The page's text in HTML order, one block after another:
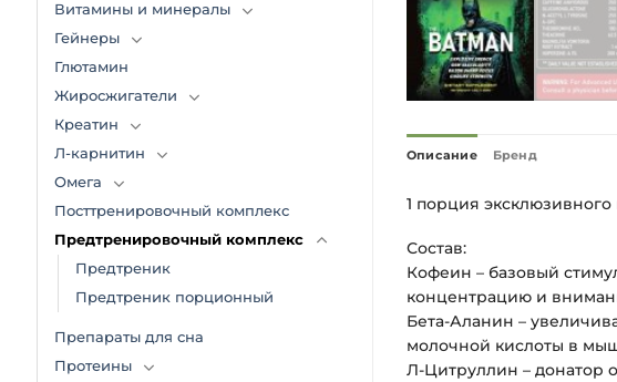
Витамины и минералы
Гейнеры
Глютамин
Жиросжигатели
Креатин
Л-карнитин
Омега
Посттренировочный комплекс
Предтренировочный комплекс
Предтреник
Предтреник порционный
Препараты для сна
Протеины
Описание Бренд
1 порция
Состав:
Кофеин – базовый
концентрацию и
Бета-Аланин –
молочной кислоты в
Л-Цитруллин – донатор